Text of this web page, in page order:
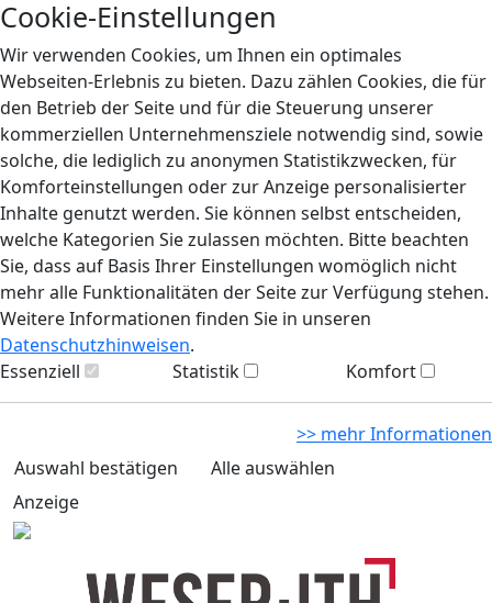
Cookie-Einstellungen
Wir verwenden Cookies, um Ihnen ein optimales
Webseiten-Erlebnis zu bieten. Dazu zählen Cookies, die für
den Betrieb der Seite und für die Steuerung unserer
kommerziellen Unternehmensziele notwendig sind, sowie
solche, die lediglich zu anonymen Statistikzwecken, für
Komforteinstellungen oder zur Anzeige personalisierter
Inhalte genutzt werden. Sie können selbst entscheiden,
welche Kategorien Sie zulassen möchten. Bitte beachten
Sie, dass auf Basis Ihrer Einstellungen womöglich nicht
mehr alle Funktionalitäten der Seite zur Verfügung stehen.
Weitere Informationen finden Sie in unseren
Datenschutzhinweisen.
Essenziell
Statistik Komfort
>> mehr Informationen
Auswahl bestätigen
Alle auswählen
Anzeige